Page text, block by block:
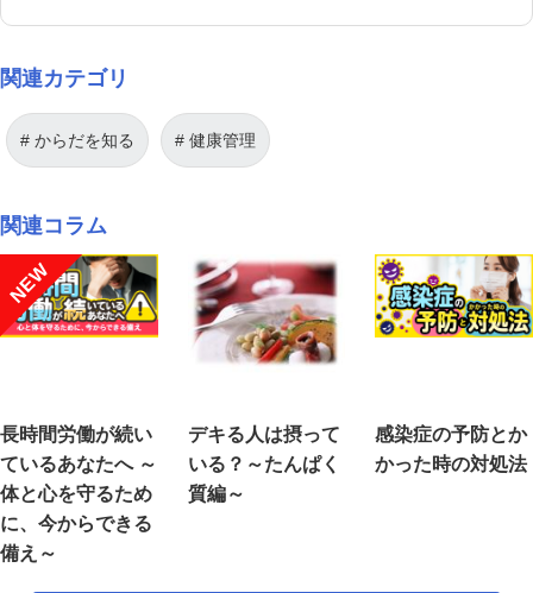
関連カテゴリ
からだを知る 健康管理
関連コラム
NEW
長時間労働が続い
ているあなたへ ～
体と心を守るため
に、今からできる
備え～
デキる人は摂って
いる？～たんぱく
質編～
感染症の予防とか
かった時の対処法